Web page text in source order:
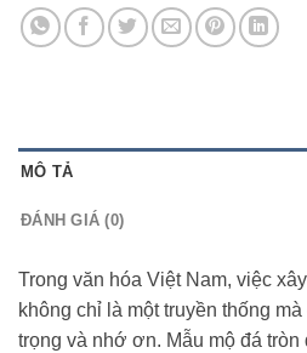
MÔ TẢ
ĐÁNH GIÁ (0)
Trong văn hóa Việt Nam, việc
không chỉ là một truyền thống
trọng và nhớ ơn. Mẫu mộ đá tròn